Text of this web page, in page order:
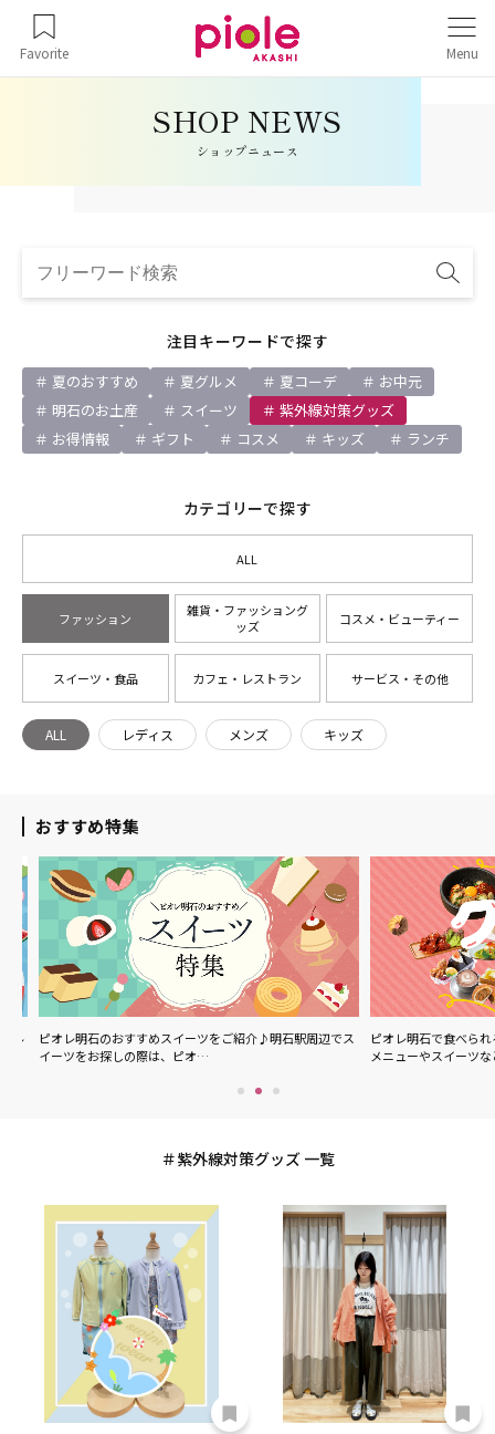
Favorite Menu
ショップニュース
注目キーワードで探す
夏のおすすめ 夏グルメ 夏コーデ
お中元
明石のお土産
スイーツ
紫外線対策グッズ
お得情報
ギフト コスメ キッズ ランチ
カテゴリーで探す
ALL
ファッション
雑貨・ファッショング
ッズ
コスメ・ビューティー
スイーツ・食品 カフェ・レストラン サービス・その他
ALL レディス メンズ キッズ
おすすめ特集
ピオレ明石のおすすめスイーツをご紹介♪明石駅周辺でス
イーツをお探しの際は、ピオ…
ピオレ明石で食べられ
メニューやスイーツな
紫外線対策グッズ 一覧